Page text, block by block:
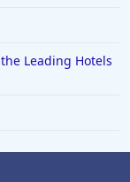
Leading Hotels